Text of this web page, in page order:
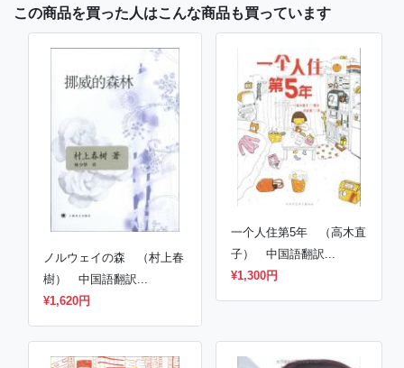
この商品を買った人はこんな商品も買っています
ノルウェイの森 （村上春
樹） 中国語翻訳...
¥1,620円
一个人住第5年 （高木直
子） 中国語翻訳...
¥1,300円